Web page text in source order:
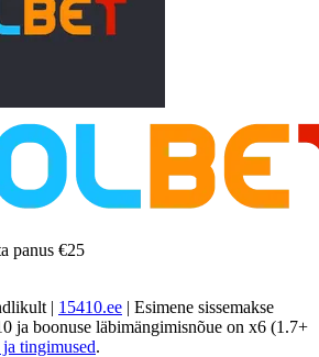
panus €25
| 15410.ee | Esimene sissemakse
ja boonuse läbimängimisnõue on x6 (1.7+
tingimused.